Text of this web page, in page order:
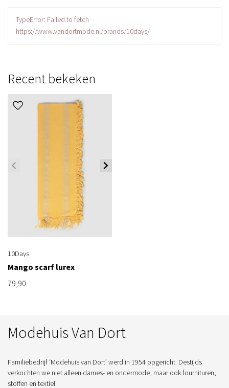
TypeError: Failed to fetch
https://www.vandortmode.nl/brands/10days/
Recent bekeken
10Days
Mango scarf lurex
79,90
Modehuis Van Dort
Familiebedrijf ‘Modehuis van Dort’ werd in 1954 opgericht. Destijds
verkochten we niet alleen dames- en ondermode, maar ook fournituren,
stoffen en textiel.